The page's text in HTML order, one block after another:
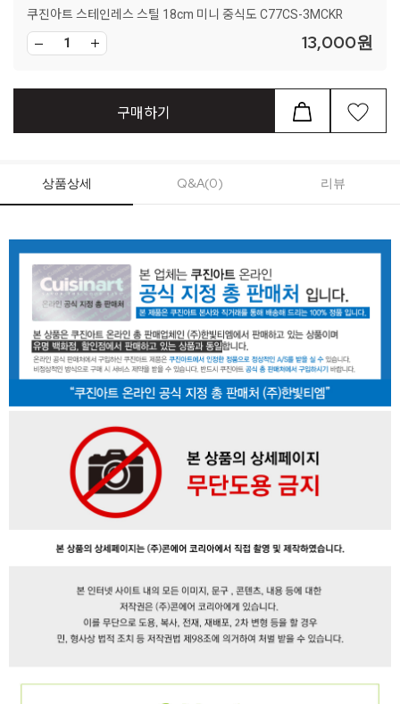
쿠진아트 스테인레스 스틸 18cm 미니 중식도 C77CS-3MCKR
13,000원
구매하기
상품상세 Q&A(0) 리뷰